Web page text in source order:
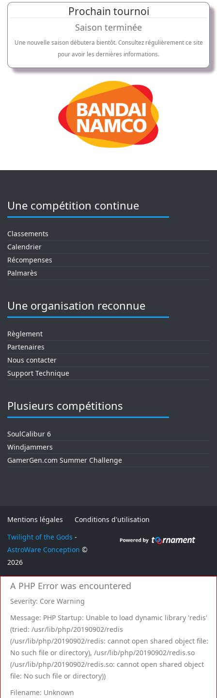
Prochain tournoi
Saison terminée
Une nouvelle saison débutera bientôt. Consultez régulièrement ce site
pour avoir les dernières informations.
Une compétition continue
Classements
Calendrier
Récompenses
Palmarès
Une organisation reconnue
Règlement
Partenaires
Nous contacter
Support Technique
Plusieurs compétitions
SoulCalibur 6
Windjammers
GamerGen.com Summer Challenge
Mentions légales
Conditions d'utilisation
Twilight of the Gods -
AstroWare Conception ©
2026
A PHP Error was encountered
Severity: Core Warning
Message: PHP Startup: Unable to load dynamic library 'redis'
(tried: /usr/lib/php/20190902/redis
(/usr/lib/php/20190902/redis: cannot open shared object file:
No such file or directory), /usr/lib/php/20190902/redis.so
(/usr/lib/php/20190902/redis.so: cannot open shared object
file: No such file or directory))
Filename: Unknown